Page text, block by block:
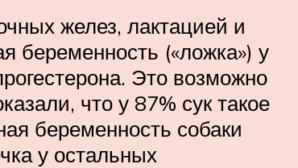
желез, лактацией и
беременность («ложка») у
Это возможно
что у 87% сук такое
беременность собаки
у остальных